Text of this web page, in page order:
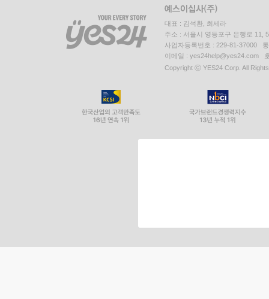
대표 : 김석환, 최세라
주소 : 서울시 영등포구 은행로 11,
사업자등록번호 : 229-81-37000
이메일 : yes24help@yes24.com
Copyright ⓒ YES24 Corp. All